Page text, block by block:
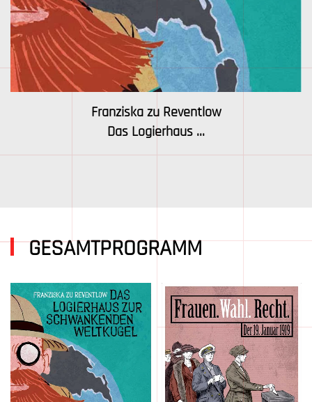
Franziska zu Reventlow
Das Logierhaus ...
GESAMTPROGRAMM